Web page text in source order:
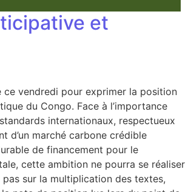
et
ce vendredi pour exprimer la position
du Congo. Face à l’importance
internationaux, respectueux
d’un marché carbone crédible
de financement pour le
cette ambition ne pourra se réaliser
sur la multiplication des textes,